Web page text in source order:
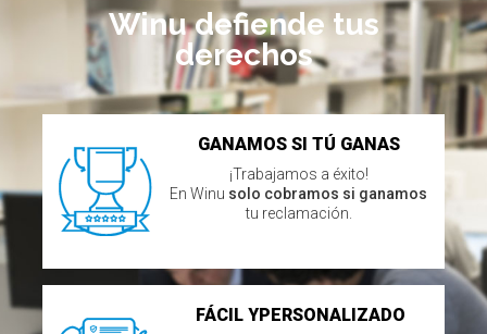
Winu defiende tus
derechos
GANAMOS SI TÚ GANAS
¡Trabajamos a éxito!
En Winu solo cobramos si ganamos
tu reclamación.
FÁCIL YPERSONALIZADO